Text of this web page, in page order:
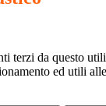
terzi da questo
ed utili